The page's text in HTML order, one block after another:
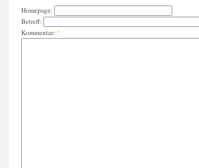
Homepage:
Betreff:
Kommentar: *